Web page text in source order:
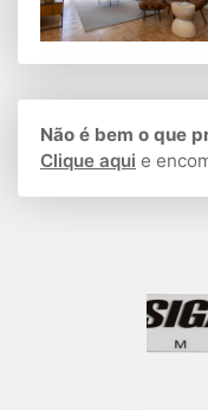
Não é bem o que
Clique aqui e